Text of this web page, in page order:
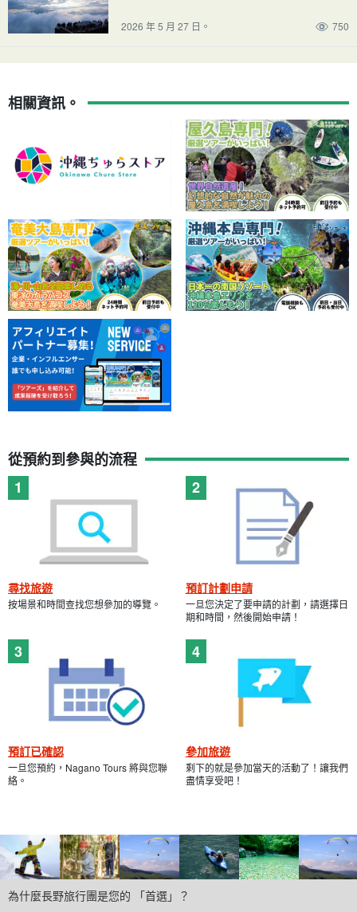
2026 年 5 月 27 日。 750
相關資訊。
從預約到參與的流程
尋找旅遊
按場景和時間查找您想參加的導覽。
預訂計劃申請
一旦您決定了要申請的計劃，請選擇日
期和時間，然後開始申請！
預訂已確認
一旦您預約，Nagano Tours 將與您聯
絡。
參加旅遊
剩下的就是參加當天的活動了！讓我們
盡情享受吧！
為什麼長野旅行團是您的 「首選」？